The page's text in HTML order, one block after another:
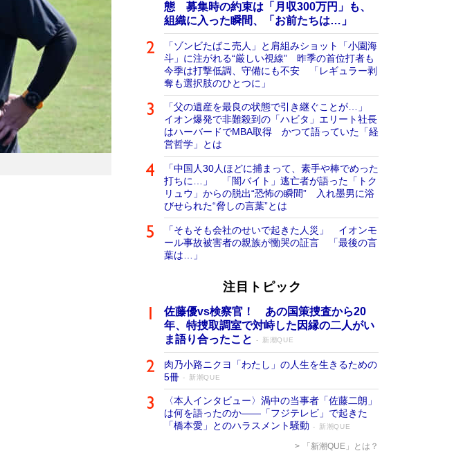
態 募集時の約束は「月収300万円」も、
組織に入った瞬間、「お前たちは…」
「ゾンビたばこ売人」と肩組みショット「小園海
斗」に注がれる“厳しい視線” 昨季の首位打者も
今季は打撃低調、守備にも不安 「レギュラー剥
奪も選択肢のひとつに」
「父の遺産を最良の状態で引き継ぐことが…」
イオン爆発で非難殺到の「ハビタ」エリート社長
はハーバードでMBA取得 かつて語っていた「経
営哲学」とは
「中国人30人ほどに捕まって、素手や棒でめった
打ちに…」 「闇バイト」逃亡者が語った「トク
リュウ」からの脱出“恐怖の瞬間” 入れ墨男に浴
びせられた“脅しの言葉”とは
「そもそも会社のせいで起きた人災」 イオンモ
ール事故被害者の親族が慟哭の証言 「最後の言
葉は…」
注目トピック
佐藤優vs検察官！ あの国策捜査から20
年、特捜取調室で対峙した因縁の二人がい
ま語り合ったこと
新潮QUE
肉乃小路ニクヨ「わたし」の人生を生きるための
5冊
新潮QUE
〈本人インタビュー〉渦中の当事者「佐藤二朗」
は何を語ったのか――「フジテレビ」で起きた
「橋本愛」とのハラスメント騒動
新潮QUE
「新潮QUE」とは？